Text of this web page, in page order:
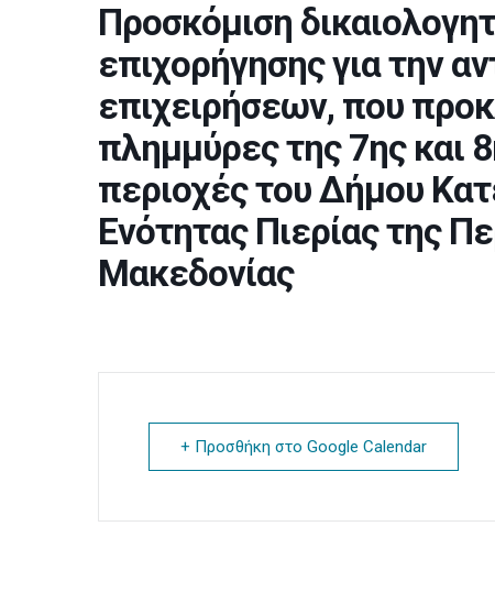
Προσκόμιση
επιχορήγησης για την
επιχειρήσεων, που
πλημμύρες της 7ης και
περιοχές του Δήμου
Ενότητας Πιερίας της
Μακεδονίας
+ Προσθήκη στο Google Calendar